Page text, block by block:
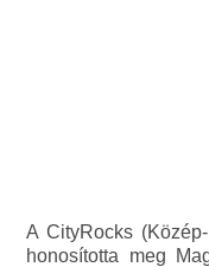
A CityRocks
honosította meg